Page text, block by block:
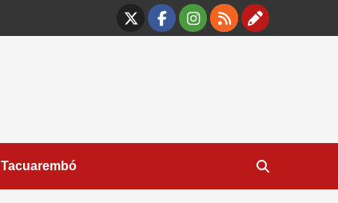
X Facebook
Instagram
RSS
Tacuarembó